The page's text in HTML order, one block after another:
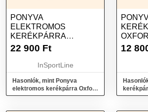
PONYVA
ELEKTROMOS
KERÉKPÁRRA
OXFORD STORMEX E-
22 900 Ft
InSportLine
Hasonlók, mint Ponyva
elektromos kerékpárra Oxford
Stormex E-bike (fekete)
12
Single